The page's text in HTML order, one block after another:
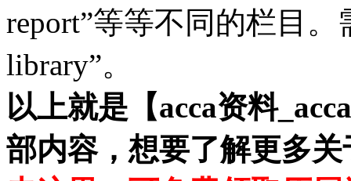
report”等等不同的栏目。
library”。
以上就是【acca资料
部内容，想要了解更多